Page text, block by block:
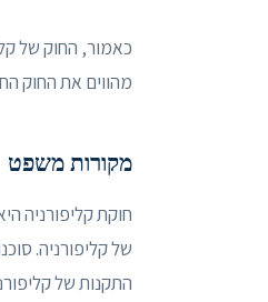
כאמור, החוק של
מהווים את החוק
מקורות משפט
של קליפורניה.
התקנות של